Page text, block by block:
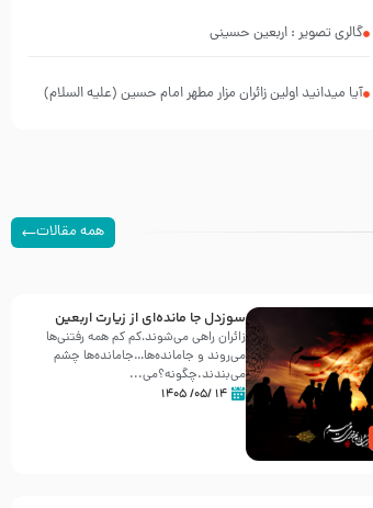
گالری تصویر : اربعین حسینی
آیا میدانید اولین زائران مزار مطهر امام حسین (علیه السلام)
همه مقالات
سوزدل جا مانده‌ای از زیارت اربعین
زائران راهی می‌شوند،کم‌ کم همه رفتنی‌ها
می‌روند و جامانده‌ها…جامانده‌ها چشم
می‌بندند.چگونه؟می‌...
۱۴ /۰۵/ ۱۴۰۵